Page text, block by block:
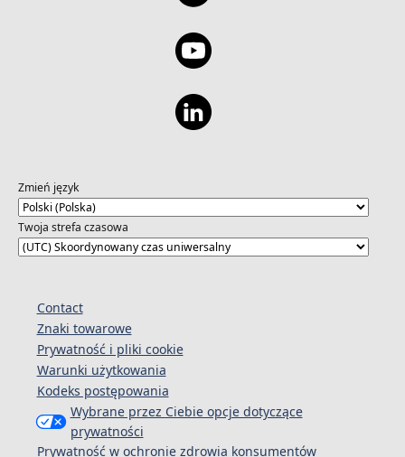
Zmień język
Twoja strefa czasowa
Contact
Znaki towarowe
Prywatność i pliki cookie
Warunki użytkowania
Kodeks postępowania
Wybrane przez Ciebie opcje dotyczące
prywatności
Prywatność w ochronie zdrowia konsumentów